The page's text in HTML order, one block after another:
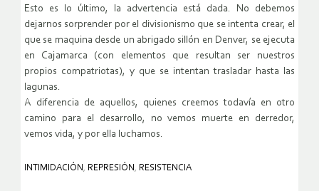
Esto es lo último, la advertencia está dada. No debemos
dejarnos sorprender por el divisionismo que se intenta crear, el
que se maquina desde un abrigado sillón en Denver, se ejecuta
en Cajamarca (con elementos que resultan ser nuestros
propios compatriotas), y que se intentan trasladar hasta las
lagunas.
A diferencia de aquellos, quienes creemos todavía en otro
camino para el desarrollo, no vemos muerte en derredor,
vemos vida, y por ella luchamos.
INTIMIDACIÓN , REPRESIÓN , RESISTENCIA